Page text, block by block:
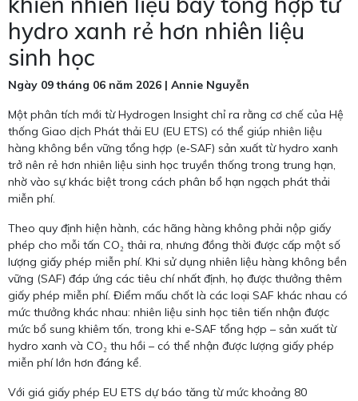
hydro xanh rẻ hơn nhiên liệu
sinh học
Ngày 09 tháng 06 năm 2026 | Annie Nguyễn
Một phân tích mới từ Hydrogen Insight chỉ ra rằng cơ chế của Hệ
thống Giao dịch Phát thải EU (EU ETS) có thể giúp nhiên liệu
hàng không bền vững tổng hợp (e‑SAF) sản xuất từ hydro xanh
trở nên rẻ hơn nhiên liệu sinh học truyền thống trong trung hạn,
nhờ vào sự khác biệt trong cách phân bổ hạn ngạch phát thải
miễn phí.
Theo quy định hiện hành, các hãng hàng không phải nộp giấy
phép cho mỗi tấn CO₂ thải ra, nhưng đồng thời được cấp một số
lượng giấy phép miễn phí. Khi sử dụng nhiên liệu hàng không bền
vững (SAF) đáp ứng các tiêu chí nhất định, họ được thưởng thêm
giấy phép miễn phí. Điểm mấu chốt là các loại SAF khác nhau có
mức thưởng khác nhau: nhiên liệu sinh học tiên tiến nhận được
mức bổ sung khiêm tốn, trong khi e‑SAF tổng hợp – sản xuất từ
hydro xanh và CO₂ thu hồi – có thể nhận được lượng giấy phép
miễn phí lớn hơn đáng kể.
Với giá giấy phép EU ETS dự báo tăng từ mức khoảng 80